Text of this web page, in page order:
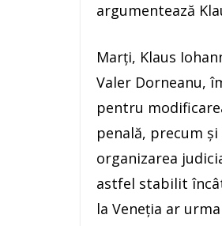
argumentează
Marţi, Klaus
Valer Dorneanu,
pentru
penală, precum
organizarea
astfel stabilit
la Veneţia ar